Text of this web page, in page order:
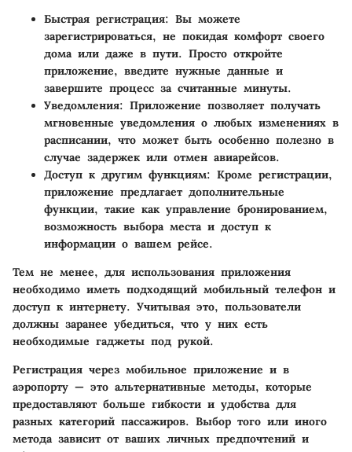
Быстрая регистрация: Вы можете
зарегистрироваться, не покидая комфорт своего
дома или даже в пути. Просто откройте
приложение, введите нужные данные и
завершите процесс за считанные минуты.
Уведомления: Приложение позволяет получать
мгновенные уведомления о любых изменениях в
расписании, что может быть особенно полезно в
случае задержек или отмен авиарейсов.
Доступ к другим функциям: Кроме регистрации,
приложение предлагает дополнительные
функции, такие как управление бронированием,
возможность выбора места и доступ к
информации о вашем рейсе.
Тем не менее, для использования приложения
необходимо иметь подходящий мобильный телефон и
доступ к интернету. Учитывая это, пользователи
должны заранее убедиться, что у них есть
необходимые гаджеты под рукой.
Регистрация через мобильное приложение и в
аэропорту — это альтернативные методы, которые
предоставляют больше гибкости и удобства для
разных категорий пассажиров. Выбор того или иного
метода зависит от ваших личных предпочтений и